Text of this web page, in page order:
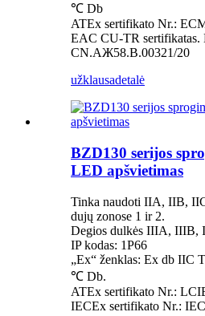
℃ Db
ATEx sertifikato Nr.:
EAC CU-TR sertifikatas.
CN.AЖ58.B.00321/20
užklausadetalė
BZD130 serijos
LED apšvietimas
Tinka naudoti IIA, IIB,
dujų zonose 1 ir 2.
Degios dulkės IIIA, IIIB,
IP kodas: 1P66
„Ex“ ženklas: Ex db IIC
℃ Db.
ATEx sertifikato Nr.:
IECEx sertifikato Nr.: